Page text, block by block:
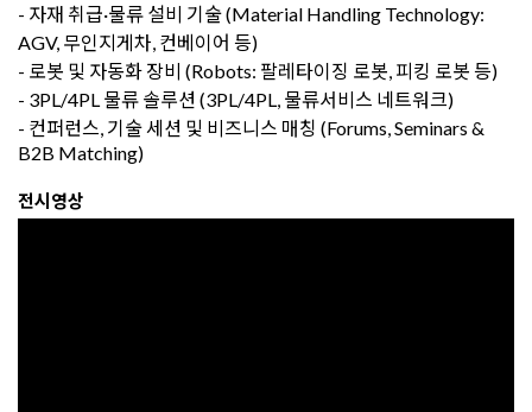
- 자재 취급·물류 설비 기술 (Material Handling Technology:
AGV, 무인지게차, 컨베이어 등)
- 로봇 및 자동화 장비 (Robots: 팔레타이징 로봇, 피킹 로봇 등)
- 3PL/4PL 물류 솔루션 (3PL/4PL, 물류서비스 네트워크)
- 컨퍼런스, 기술 세션 및 비즈니스 매칭 (Forums, Seminars &
B2B Matching)
전시영상